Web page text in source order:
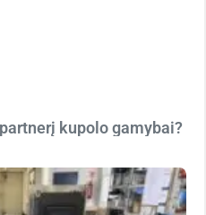
kupolo gamybai?